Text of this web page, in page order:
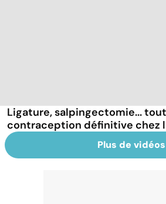
Ligature, salpingectomie...
contraception définitive chez
Plus de vidéos